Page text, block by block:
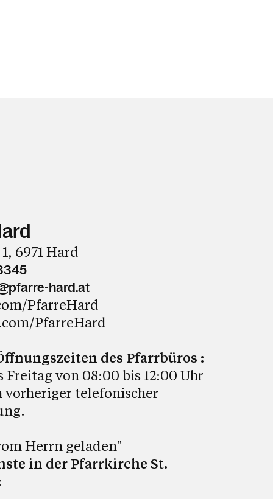
6971 Hard
hard.at
PfarreHard
PfarreHard
des Pfarrbüros :
Freitag von 08:00 bis 12:00 Uhr
vorheriger telefonischer
Herrn geladen"
in der Pfarrkirche St.